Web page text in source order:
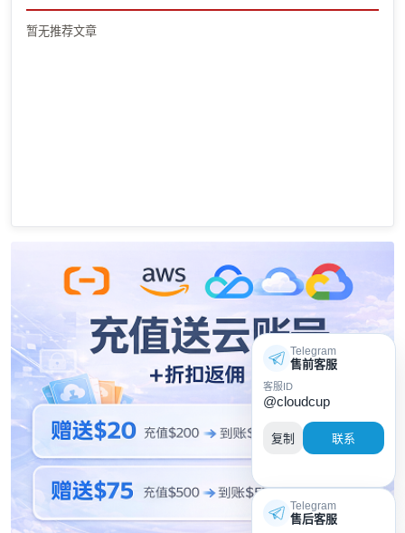
暂无推荐文章
Telegram
售前客服
客服ID
@cloudcup
复制 联系
Telegram
售后客服